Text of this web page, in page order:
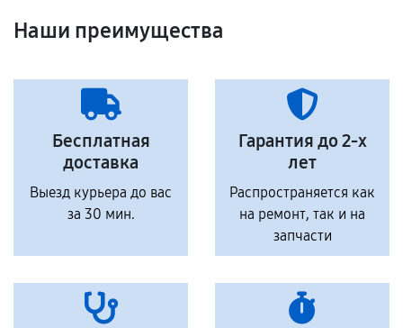
Наши преимущества
Бесплатная
доставка
Выезд курьера до вас
за 30 мин.
Гарантия до 2-х
лет
Распространяется как
на ремонт, так и на
запчасти